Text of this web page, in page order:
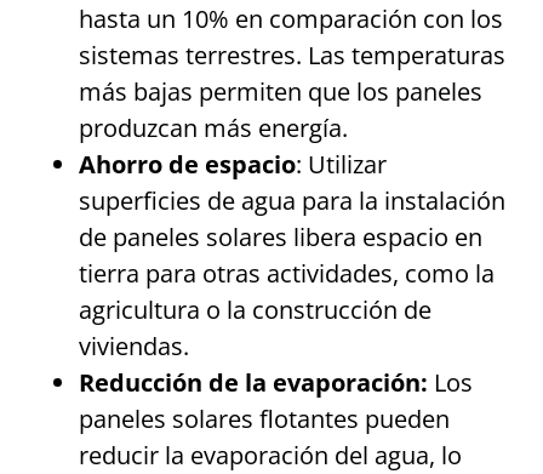
hasta un 10% en comparación con los
sistemas terrestres. Las temperaturas
más bajas permiten que los paneles
produzcan más energía.
Ahorro de espacio: Utilizar
superficies de agua para la instalación
de paneles solares libera espacio en
tierra para otras actividades, como la
agricultura o la construcción de
viviendas.
Reducción de la evaporación: Los
paneles solares flotantes pueden
reducir la evaporación del agua, lo